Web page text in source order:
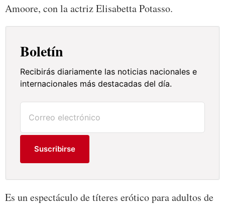
Amoore, con la actriz Elisabetta Potasso.
Boletín
Recibirás diariamente las noticias nacionales e
internacionales más destacadas del día.
Suscribirse
Es un espectáculo de títeres erótico para adultos de